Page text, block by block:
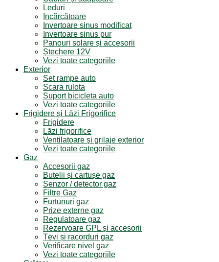
Leduri
Incărcătoare
Invertoare sinus modificat
Invertoare sinus pur
Panouri solare și accesorii
Ștechere 12V
Vezi toate categoriile
Exterior
Set rampe auto
Scara rulota
Suport bicicleta auto
Vezi toate categoriile
Frigidere și Lăzi Frigorifice
Frigidere
Lăzi frigorifice
Ventilatoare și grilaje exterior
Vezi toate categoriile
Gaz
Accesorii gaz
Butelii și cartușe gaz
Senzor / detector gaz
Filtre Gaz
Furtunuri gaz
Prize externe gaz
Regulatoare gaz
Rezervoare GPL și accesorii
Țevi și racorduri gaz
Verificare nivel gaz
Vezi toate categoriile